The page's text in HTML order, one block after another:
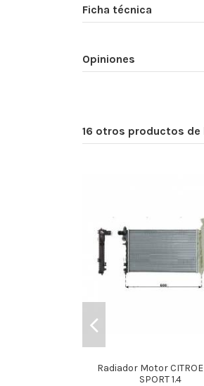
Ficha técnica
Opiniones
16 otros productos
Radiador Motor
SPORT 1.4